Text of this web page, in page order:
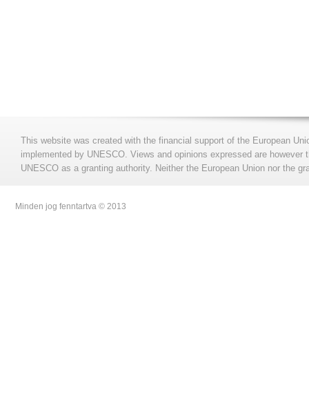
This website was created with the financial support of the European
implemented by UNESCO. Views and opinions expressed are
UNESCO as a granting authority. Neither the European Union nor the
Minden jog fenntartva © 2013